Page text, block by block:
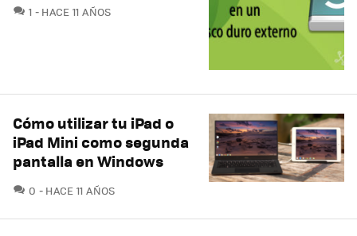
1 COMENTARIOS
HACE 11 AÑOS
Cómo utilizar tu iPad o
iPad Mini como segunda
pantalla en Windows
0 COMENTARIOS
HACE 11 AÑOS